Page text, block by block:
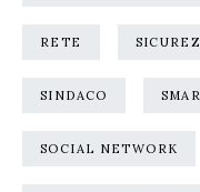
RETE
SINDACO
SOCIAL NETWORK